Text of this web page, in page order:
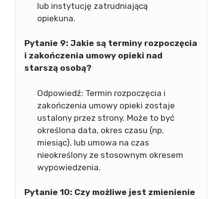
lub instytucję zatrudniającą
opiekuna.
Pytanie 9: Jakie są terminy rozpoczęcia
i zakończenia umowy opieki nad
starszą osobą?
Odpowiedź: Termin rozpoczęcia i
zakończenia umowy opieki zostaje
ustalony przez strony. Może to być
określona data, okres czasu (np.
miesiąc), lub umowa na czas
nieokreślony ze stosownym okresem
wypowiedzenia.
Pytanie 10: Czy możliwe jest zmienienie